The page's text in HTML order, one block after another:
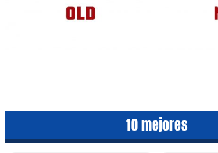
10 mejores